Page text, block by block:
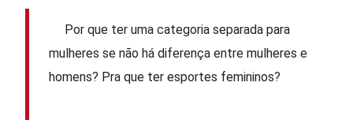
Por que ter uma categoria separada para
mulheres se não há diferença entre mulheres e
homens? Pra que ter esportes femininos?